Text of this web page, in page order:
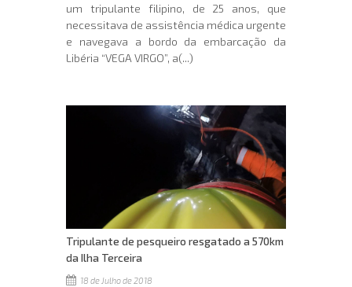
um tripulante filipino, de 25 anos, que
necessitava de assistência médica urgente
e navegava a bordo da embarcação da
Libéria “VEGA VIRGO”, a(...)
Tripulante de pesqueiro resgatado a 570km
da Ilha Terceira
18 de Julho de 2018